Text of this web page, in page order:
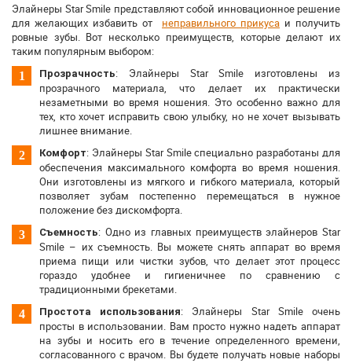
Элайнеры Star Smile представляют собой инновационное решение
для желающих избавить от неправильного прикуса и получить
ровные зубы. Вот несколько преимуществ, которые делают их
таким популярным выбором:
Прозрачность: Элайнеры Star Smile изготовлены из
прозрачного материала, что делает их практически
незаметными во время ношения. Это особенно важно для
тех, кто хочет исправить свою улыбку, но не хочет вызывать
лишнее внимание.
Комфорт: Элайнеры Star Smile специально разработаны для
обеспечения максимального комфорта во время ношения.
Они изготовлены из мягкого и гибкого материала, который
позволяет зубам постепенно перемещаться в нужное
положение без дискомфорта.
Съемность: Одно из главных преимуществ элайнеров Star
Smile – их съемность. Вы можете снять аппарат во время
приема пищи или чистки зубов, что делает этот процесс
гораздо удобнее и гигиеничнее по сравнению с
традиционными брекетами.
Простота использования: Элайнеры Star Smile очень
просты в использовании. Вам просто нужно надеть аппарат
на зубы и носить его в течение определенного времени,
согласованного с врачом. Вы будете получать новые наборы